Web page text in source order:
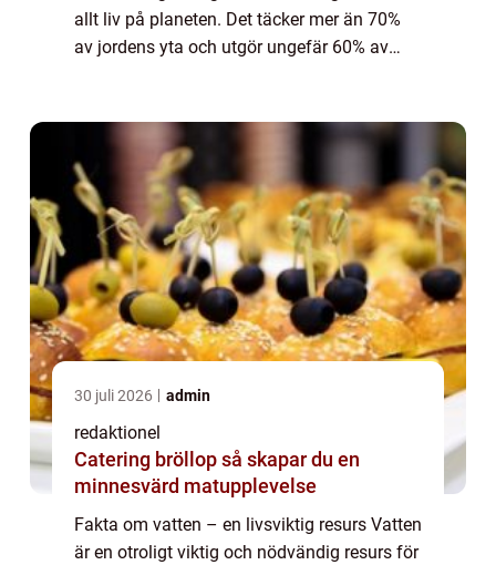
allt liv på planeten. Det täcker mer än 70%
av jordens yta och utgör ungefär 60% av
30 juli 2026 admin
redaktionel
Catering bröllop så skapar du en
minnesvärd matupplevelse
Fakta om vatten – en livsviktig resurs Vatten
är en otroligt viktig och nödvändig resurs för